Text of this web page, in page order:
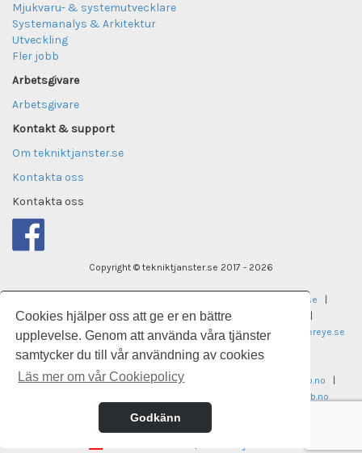
Cookies hjälper oss att ge er en bättre
upplevelse. Genom att använda våra tjänster
samtycker du till vår användning av cookies
Läs mer om vår Cookiepolicy
Godkänn
Mjukvaru- & systemutvecklare
Systemanalys & Arkitektur
Utveckling
Fler jobb
Arbetsgivare
Arbetsgivare
Kontakt & support
Om tekniktjanster.se
Kontakta oss
Kontakta oss
Copyright © tekniktjanster.se 2017 - 2026
undervisningsjobb.se |
careereye.se|universitetsvakanser.se|
|
sjukvardsvakanser.se|careereye.se|itvakanser.se| careereye.se
laegekarriere.dk
legestillinger.no|helseogsosialjobb.no regnskapsjobb.no |
universitetsjobb.no
technikstellen.de